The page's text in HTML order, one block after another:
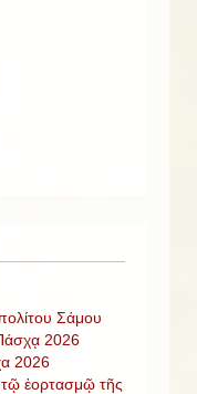
Σάμου
2026
2026
τῷ ἑορτασμῷ τῆς